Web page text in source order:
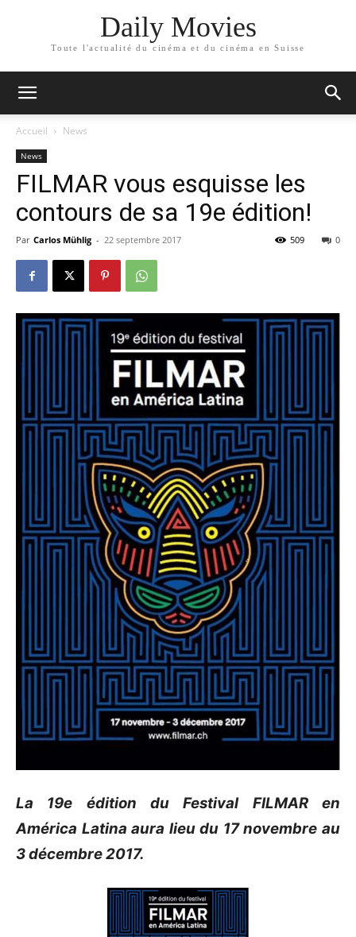
Daily Movies
Toute l'actualité du cinéma et du cinéma en Suisse
Accueil News
News
FILMAR vous esquisse les
contours de sa 19e édition!
Par Carlos Mühlig - 22 septembre 2017 0
509
La 19e édition du Festival FILMAR en
América Latina aura lieu du 17 novembre au
3 décembre 2017.